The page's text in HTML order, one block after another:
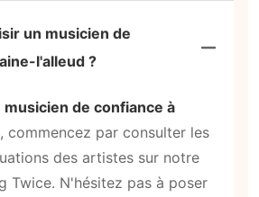
un musicien de
l'alleud ?
musicien de confiance à
, commencez par consulter les
des artistes sur notre
Twice. N'hésitez pas à poser